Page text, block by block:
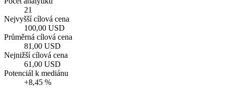
21
Nejvyšší cílová cena
100,00 USD
Průměrná cílová cena
81,00 USD
Nejnižší cílová cena
61,00 USD
Potenciál k mediánu
+8,45 %